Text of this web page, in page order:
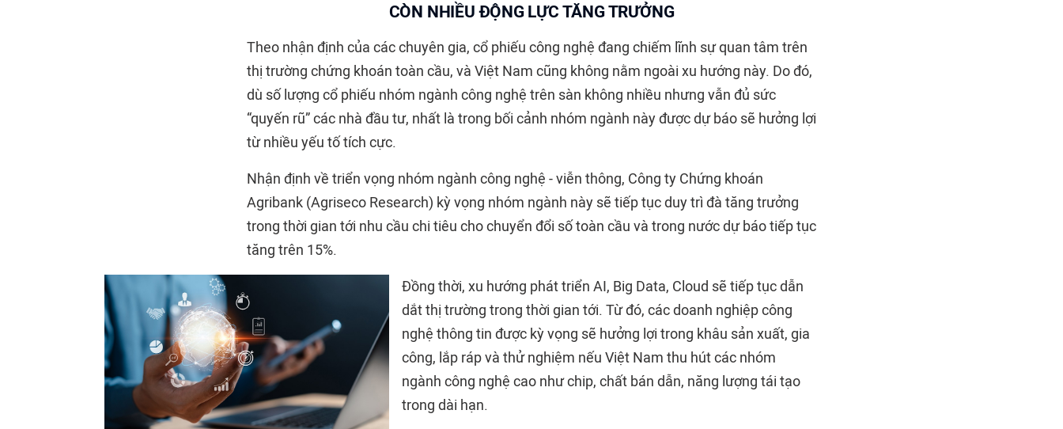
CÒN NHIỀU ĐỘNG LỰC TĂNG TRƯỞNG
Theo nhận định của các chuyên gia, cổ phiếu công nghệ đang chiếm lĩnh sự quan tâm trên
thị trường chứng khoán toàn cầu, và Việt Nam cũng không nằm ngoài xu hướng này. Do đó,
dù số lượng cổ phiếu nhóm ngành công nghệ trên sàn không nhiều nhưng vẫn đủ sức
“quyến rũ” các nhà đầu tư, nhất là trong bối cảnh nhóm ngành này được dự báo sẽ hưởng lợi
từ nhiều yếu tố tích cực.
Nhận định về triển vọng nhóm ngành công nghệ - viễn thông, Công ty Chứng khoán
Agribank (Agriseco Research) kỳ vọng nhóm ngành này sẽ tiếp tục duy trì đà tăng trưởng
trong thời gian tới nhu cầu chi tiêu cho chuyển đổi số toàn cầu và trong nước dự báo tiếp tục
tăng trên 15%.
Đồng thời, xu hướng phát triển AI, Big Data, Cloud sẽ tiếp tục dẫn
dắt thị trường trong thời gian tới. Từ đó, các doanh nghiệp công
nghệ thông tin được kỳ vọng sẽ hưởng lợi trong khâu sản xuất, gia
công, lắp ráp và thử nghiệm nếu Việt Nam thu hút các nhóm
ngành công nghệ cao như chip, chất bán dẫn, năng lượng tái tạo
trong dài hạn.